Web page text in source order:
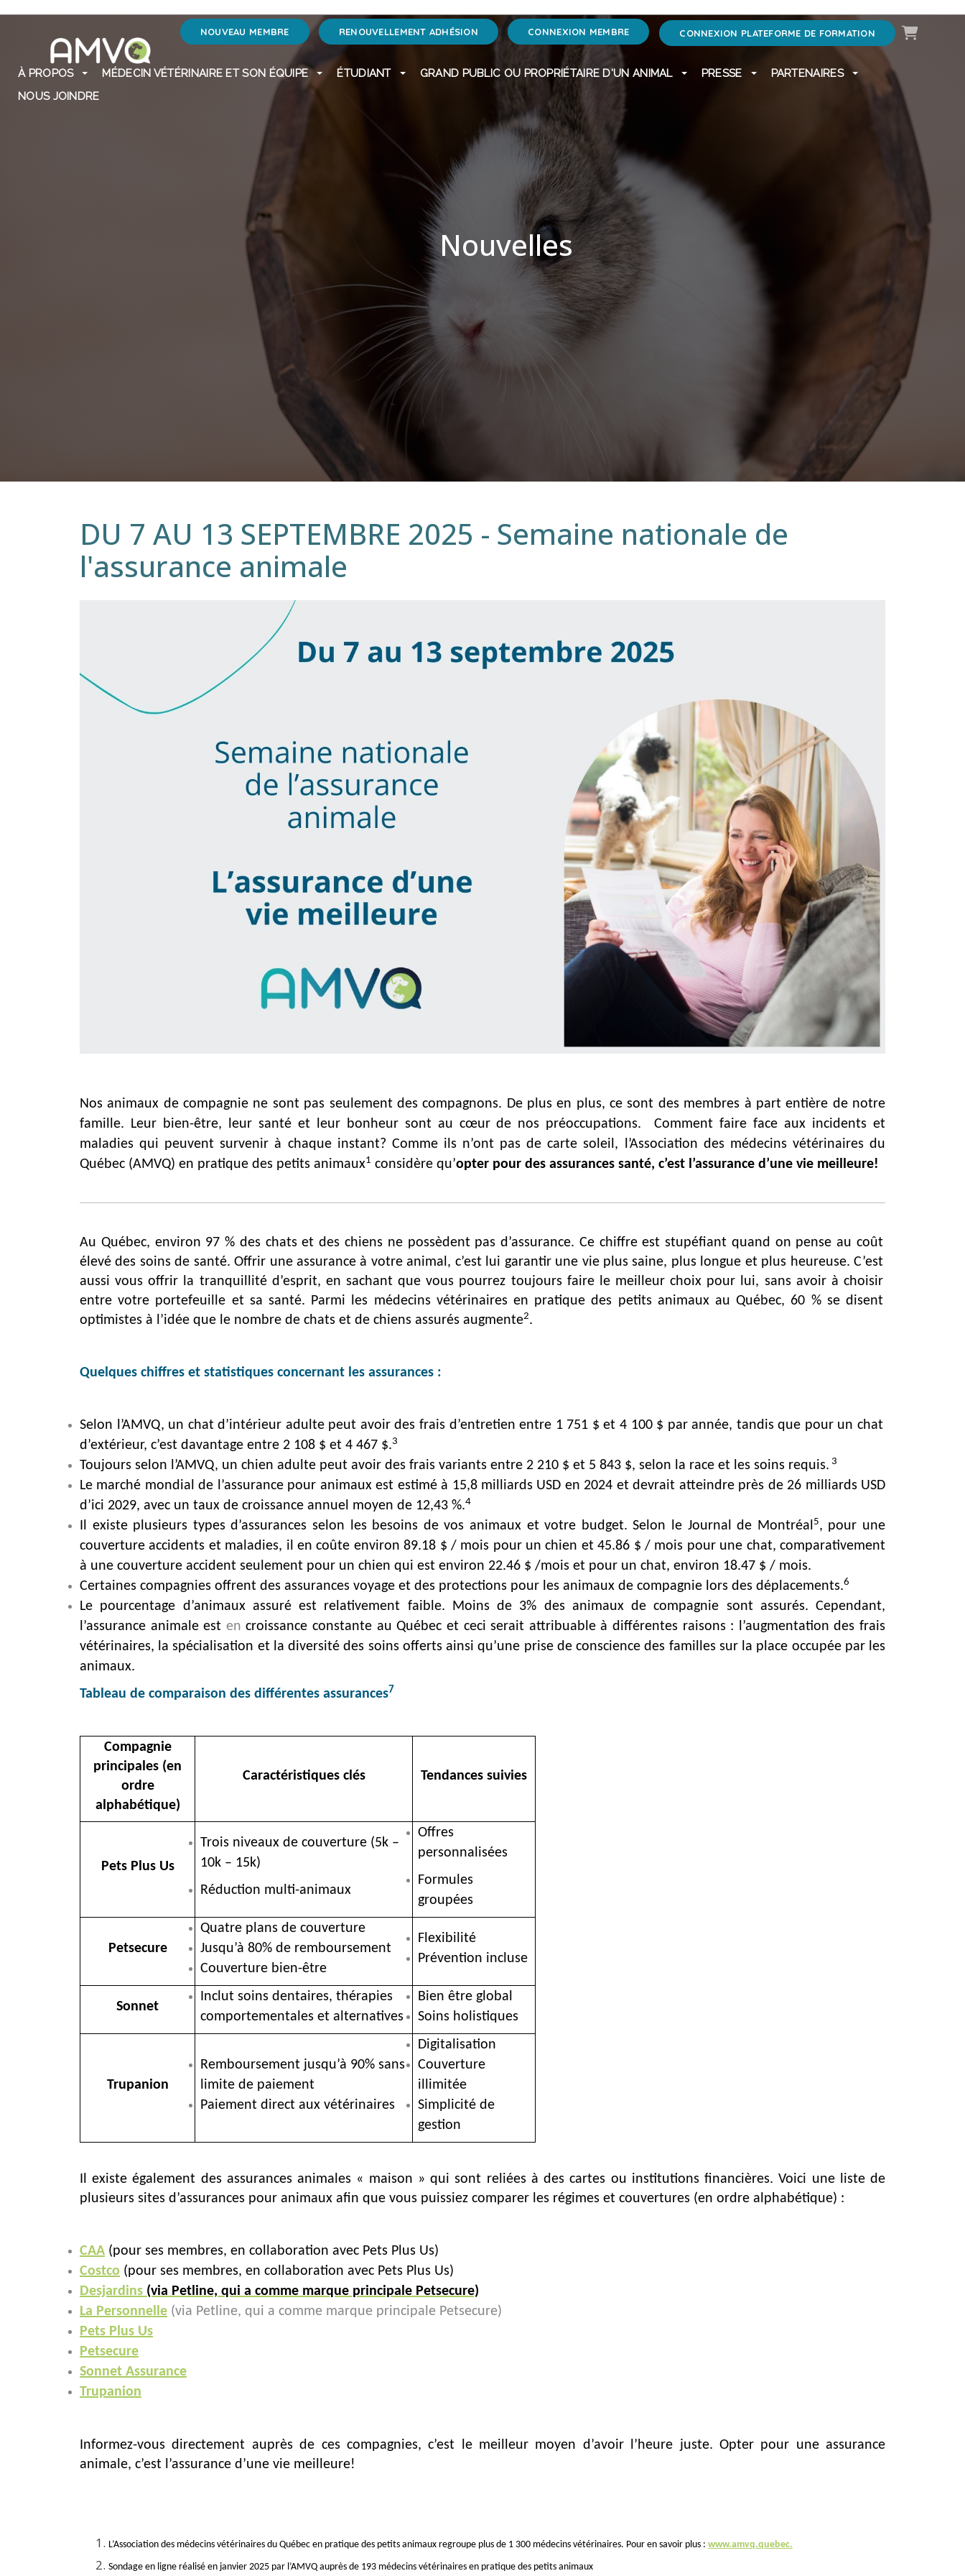
NOUVEAU MEMBRE RENOUVELLEMENT ADHÉSION CONNEXION MEMBRE CONNEXION PLATEFORME DE FORMATION Panier
À PROPOS MÉDECIN VÉTÉRINAIRE ET SON ÉQUIPE ÉTUDIANT GRAND PUBLIC OU PROPRIÉTAIRE D'UN ANIMAL PRESSE
PARTENAIRES
NOUS JOINDRE
Nouvelles
DU 7 AU 13 SEPTEMBRE 2025 - Semaine nationale de
l'assurance animale
Nos animaux de compagnie ne sont pas seulement des compagnons. De plus en plus, ce sont des membres à part entière de notre
famille. Leur bien-être, leur santé et leur bonheur sont au cœur de nos préoccupations. Comment faire face aux incidents et
maladies qui peuvent survenir à chaque instant? Comme ils n’ont pas de carte soleil, l’Association des médecins vétérinaires du
Québec (AMVQ) en pratique des petits animaux1 considère qu’opter pour des assurances santé, c’est l’assurance d’une vie meilleure!
Au Québec, environ 97 % des chats et des chiens ne possèdent pas d’assurance. Ce chiffre est stupéfiant quand on pense au coût
élevé des soins de santé. Offrir une assurance à votre animal, c’est lui garantir une vie plus saine, plus longue et plus heureuse. C’est
aussi vous offrir la tranquillité d’esprit, en sachant que vous pourrez toujours faire le meilleur choix pour lui, sans avoir à choisir
entre votre portefeuille et sa santé. Parmi les médecins vétérinaires en pratique des petits animaux au Québec, 60 % se disent
optimistes à l’idée que le nombre de chats et de chiens assurés augmente2.
Quelques chiffres et statistiques concernant les assurances :
Selon l’AMVQ, un chat d’intérieur adulte peut avoir des frais d’entretien entre 1 751 $ et 4 100 $ par année, tandis que pour un chat
d’extérieur, c’est davantage entre 2 108 $ et 4 467 $.3
Toujours selon l’AMVQ, un chien adulte peut avoir des frais variants entre 2 210 $ et 5 843 $, selon la race et les soins requis. 3
Le marché mondial de l’assurance pour animaux est estimé à 15,8 milliards USD en 2024 et devrait atteindre près de 26 milliards USD
d’ici 2029, avec un taux de croissance annuel moyen de 12,43 %.4
Il existe plusieurs types d’assurances selon les besoins de vos animaux et votre budget. Selon le Journal de Montréal5, pour une
couverture accidents et maladies, il en coûte environ 89.18 $ / mois pour un chien et 45.86 $ / mois pour une chat, comparativement
à une couverture accident seulement pour un chien qui est environ 22.46 $ /mois et pour un chat, environ 18.47 $ / mois.
Certaines compagnies offrent des assurances voyage et des protections pour les animaux de compagnie lors des déplacements.6
Le pourcentage d’animaux assuré est relativement faible. Moins de 3% des animaux de compagnie sont assurés. Cependant,
l’assurance animale est en croissance constante au Québec et ceci serait attribuable à différentes raisons : l’augmentation des frais
vétérinaires, la spécialisation et la diversité des soins offerts ainsi qu’une prise de conscience des familles sur la place occupée par les
animaux.
Tableau de comparaison des différentes assurances7
Compagnie
principales (en
ordre
alphabétique)
Caractéristiques clés Tendances suivies
Pets Plus Us
Trois niveaux de couverture (5k –
10k – 15k)
Réduction multi-animaux
Offres
personnalisées
Formules
groupées
Petsecure
Quatre plans de couverture
Jusqu’à 80% de remboursement
Couverture bien-être
Flexibilité
Prévention incluse
Sonnet
Inclut soins dentaires, thérapies
comportementales et alternatives
Bien être global
Soins holistiques
Trupanion
Remboursement jusqu’à 90% sans
limite de paiement
Paiement direct aux vétérinaires
Digitalisation
Couverture
illimitée
Simplicité de
gestion
Il existe également des assurances animales « maison » qui sont reliées à des cartes ou institutions financières. Voici une liste de
plusieurs sites d’assurances pour animaux afin que vous puissiez comparer les régimes et couvertures (en ordre alphabétique) :
CAA (pour ses membres, en collaboration avec Pets Plus Us)
Costco (pour ses membres, en collaboration avec Pets Plus Us)
Desjardins (via Petline, qui a comme marque principale Petsecure)
La Personnelle (via Petline, qui a comme marque principale Petsecure)
Pets Plus Us
Petsecure
Sonnet Assurance
Trupanion
Informez-vous directement auprès de ces compagnies, c’est le meilleur moyen d’avoir l’heure juste. Opter pour une assurance
animale, c’est l’assurance d’une vie meilleure!
L’Association des médecins vétérinaires du Québec en pratique des petits animaux regroupe plus de 1 300 médecins vétérinaires. Pour en savoir plus : www.amvq.quebec.
Sondage en ligne réalisé en janvier 2025 par l’AMVQ auprès de 193 médecins vétérinaires en pratique des petits animaux